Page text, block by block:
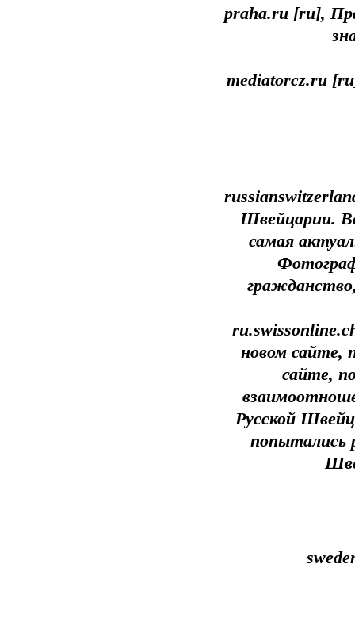
praha.ru [ru],
mediatorcz.ru
Швейцарии.
самая
новом сайте,
сайте,
Русской
попытались